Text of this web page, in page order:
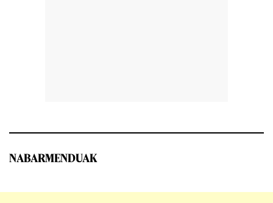
NABARMENDUAK